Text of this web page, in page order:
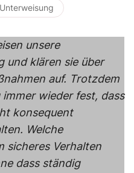
Unterweisung
unsere
und klären sie über
auf. Trotzdem
wieder fest, dass
konsequent
Welche
sicheres Verhalten
dass ständig